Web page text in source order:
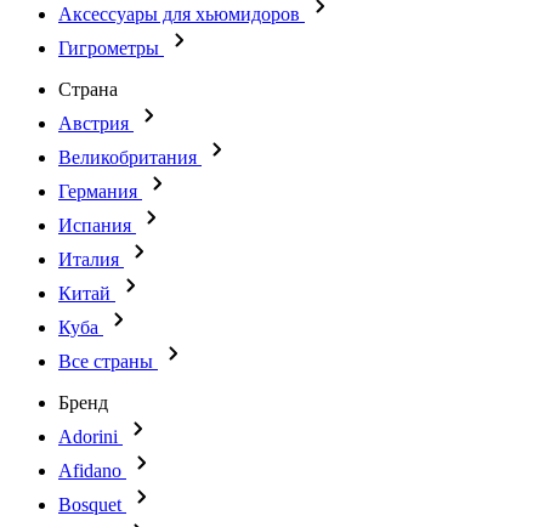
Аксессуары для хьюмидоров
Гигрометры
Страна
Австрия
Великобритания
Германия
Испания
Италия
Китай
Куба
Все страны
Бренд
Adorini
Afidano
Bosquet